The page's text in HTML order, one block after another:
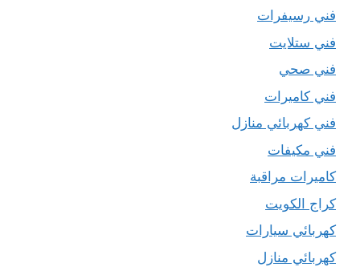
فني رسيفرات
فني ستلايت
فني صحي
فني كاميرات
فني كهربائي منازل
فني مكيفات
كاميرات مراقبة
كراج الكويت
كهربائي سيارات
كهربائي منازل